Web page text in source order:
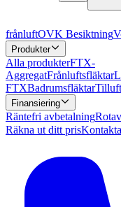
frånluftOVK Besiktning
Produkter
Alla produkterFTX-
AggregatFrånluftsfläktar
FTXBadrumsfläktar
Finansiering
Räntefri avbetalning
Räkna ut ditt pris